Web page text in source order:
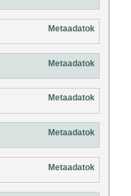
Metaadatok
Metaadatok
Metaadatok
Metaadatok
Metaadatok